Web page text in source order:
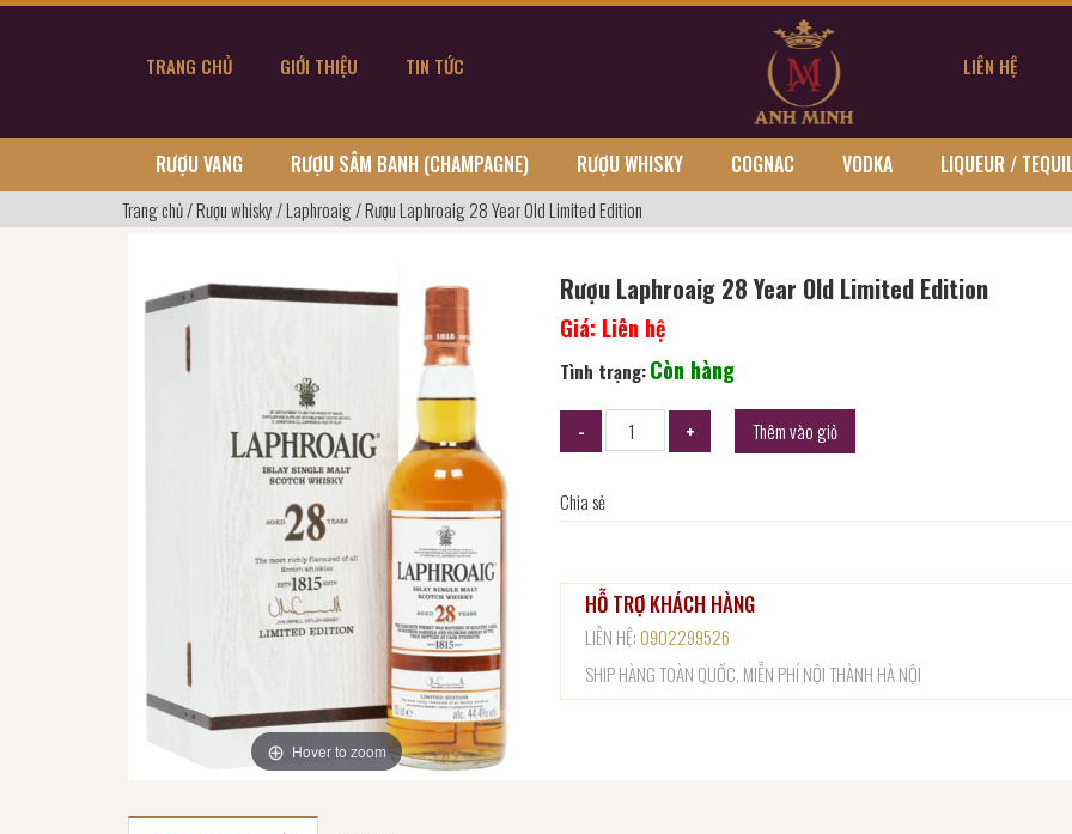
TRANG CHỦ GIỚI THIỆU TIN TỨC LIÊN HỆ
RƯỢU VANG RƯỢU SÂM BANH (CHAMPAGNE) RƯỢU WHISKY COGNAC VODKA LIQUEUR /
Trang chủ/Rượu whisky/Laphroaig/Rượu Laphroaig 28 Year Old Limited Edition
Hover to zoom
Rượu Laphroaig 28 Year Old Limited Edition
Giá: Liên hệ
Tình trạng:Còn hàng
Thêm vào giỏ
Chia sẻ
HỖ TRỢ KHÁCH HÀNG
LIÊN HỆ:0902299526
SHIP HÀNG TOÀN QUỐC, MIỄN PHÍ NỘI THÀNH HÀ NỘI